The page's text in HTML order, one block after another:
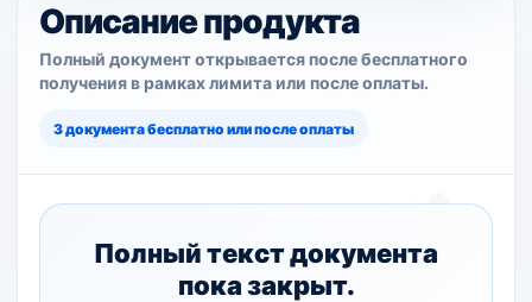
Описание продукта
Полный документ открывается после бесплатного
получения в рамках лимита или после оплаты.
3 документа бесплатно или после оплаты
Полный текст документа
пока закрыт.